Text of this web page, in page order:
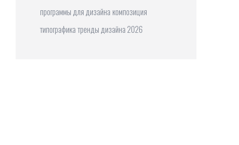
программы для дизайна композиция
типографика тренды дизайна 2026